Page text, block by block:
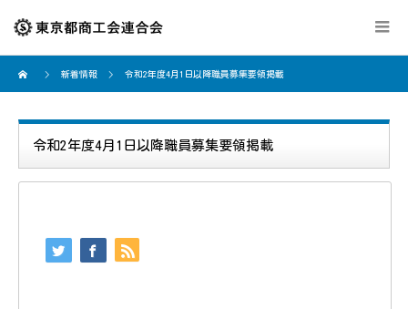
新着情報 令和2年度4月1日以降職員募集要領掲載
令和2年度4月1日以降職員募集要領掲載